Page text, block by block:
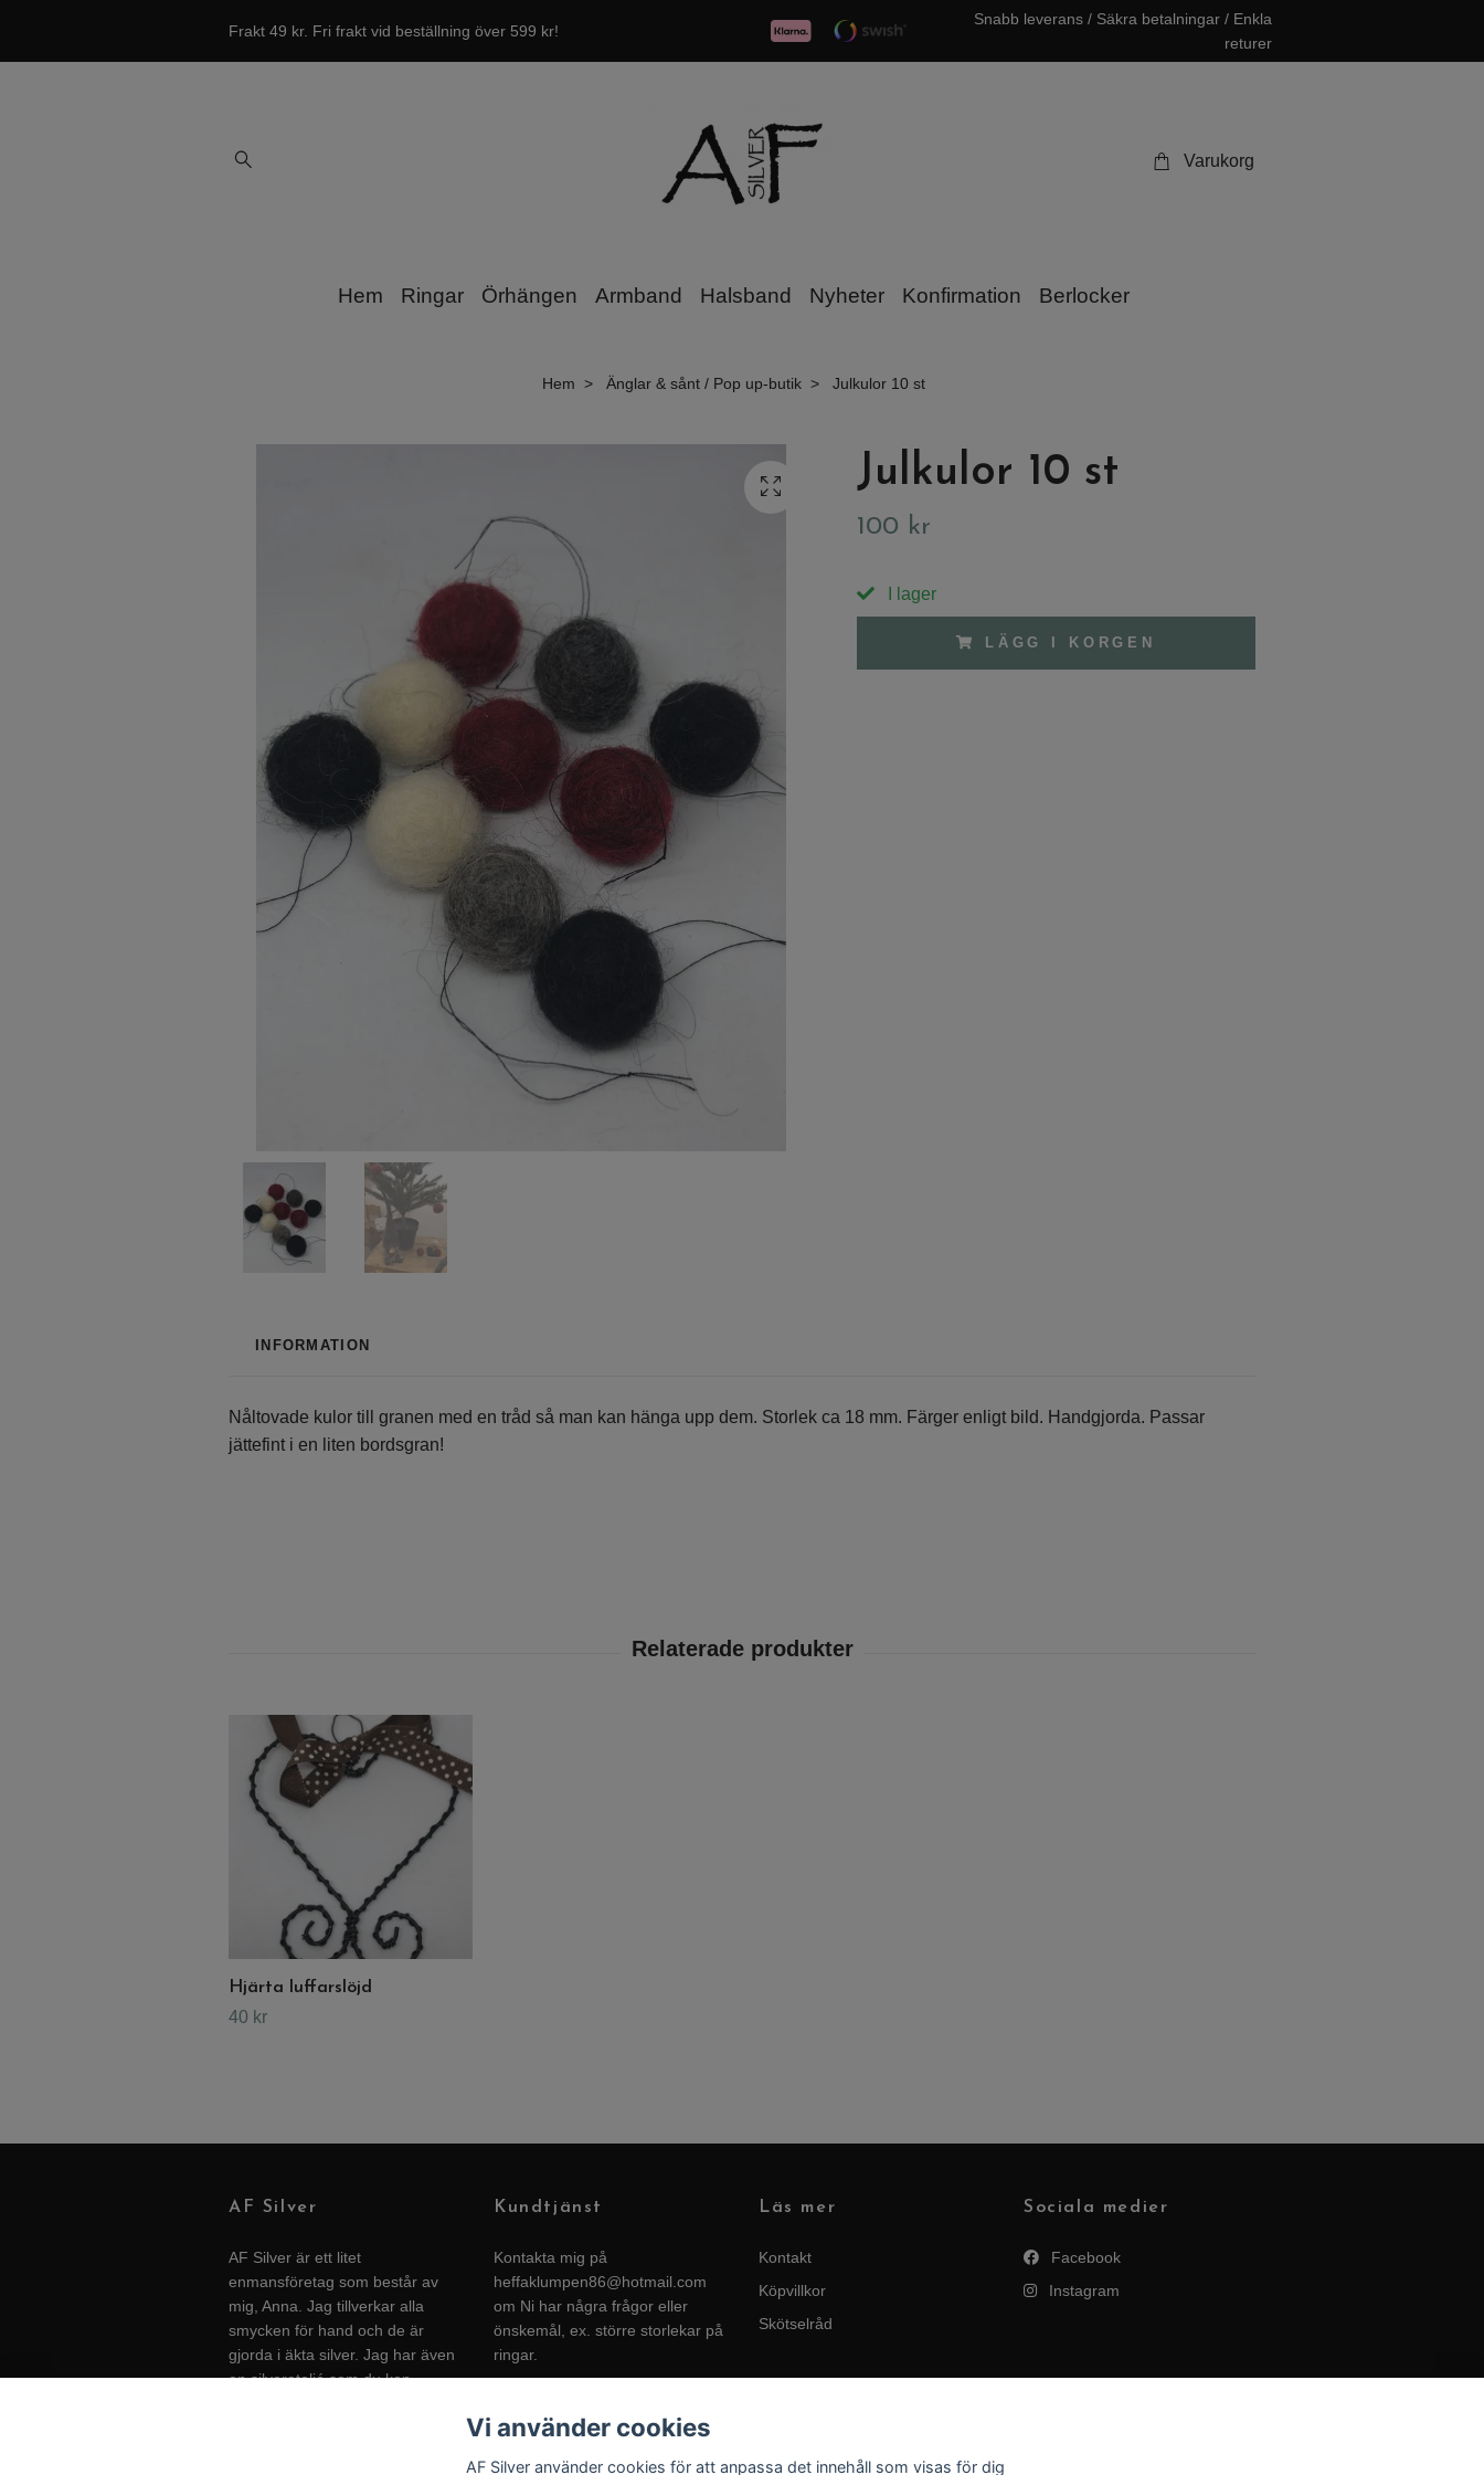
Frakt 49 kr. Fri frakt vid beställning över 599 kr!
Snabb leverans / Säkra betalningar / Enkla
returer
Varukorg
Hem Ringar Örhängen Armband Halsband Nyheter Konfirmation Berlocker
Hem Änglar & sånt / Pop up-butik Julkulor 10 st
Julkulor 10 st
100 kr
I lager
LÄGG I KORGEN
INFORMATION
Nåltovade kulor till granen med en tråd så man kan hänga upp dem. Storlek ca 18 mm. Färger enligt bild. Handgjorda. Passar
jättefint i en liten bordsgran!
Hjärta luffarslöjd
40 kr
AF Silver
AF Silver är ett litet
enmansföretag som består av
mig, Anna. Jag tillverkar alla
smycken för hand och de är
gjorda i äkta silver. Jag har även
en silverateljé som du kan
Kundtjänst
Kontakta mig på
heffaklumpen86@hotmail.com
om Ni har några frågor eller
önskemål, ex. större storlekar på
ringar.
Läs mer
Kontakt
Köpvillkor
Skötselråd
Sociala medier
Facebook
Instagram
Vi använder cookies
AF Silver använder cookies för att anpassa det innehåll som visas för dig